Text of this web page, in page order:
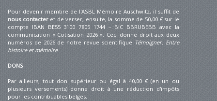
Pour devenir membre de l'ASBL Mémoire Auschwitz, il suffit de
nous contacteret de verser, ensuite, la somme de 50,00 € sur le
compte IBAN BE55 3100 7805 1744 – BIC BBRUBEBB avec la
communication « Cotisation 2026 ». Ceci donne droit aux deux
numéros de 2026 de notre revue scientifique Témoigner. Entre
histoire et mémoire.
DONS
Par ailleurs, tout don supérieur ou égal à 40,00 € (en un ou
plusieurs versements) donne droit à une réduction d'impôts
pour les contribuables belges.